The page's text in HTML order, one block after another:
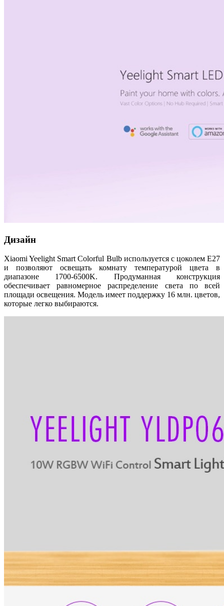
Дизайн
Xiaomi Yeelight Smart Colorful Bulb используется с цоколем E27
и позволяют освещать комнату температурой цвета в
диапазоне 1700-6500K. Продуманная конструкция
обеспечивает равномерное распределение света по всей
площади освещения. Модель имеет поддержку 16 млн. цветов,
которые легко выбираются.